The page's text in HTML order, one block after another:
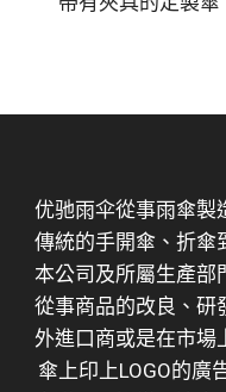
优驰雨伞從事雨傘製
傳統的手開傘、折傘
本公司及所屬生產部
從事商品的改良、研
外進口商或是在市場
傘上印上LOGO的廣